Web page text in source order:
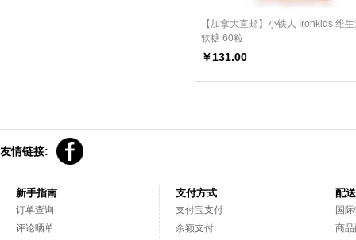
【加拿大直邮】小铁人 Ironkids 维
软糖 60粒
￥131.00
友情链接:
新手指南
订单查询
评论晒单
支付方式
支付宝支付
余额支付
配
国
商